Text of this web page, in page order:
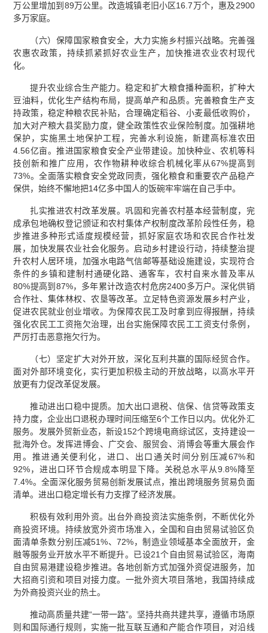
万公里增加到89万公里。改造城镇老旧小区16.7万个，惠及2900
多万家庭。
（六）保障国家粮食安全，大力实施乡村振兴战略。完善强
农惠农政策，持续抓紧抓好农业生产，加快推进农业农村现代
化。
提升农业综合生产能力。稳定和扩大粮食播种面积，扩种大
豆油料，优化生产结构布局，提高单产和品质。完善粮食生产支
持政策，稳定种粮农民补贴，合理确定稻谷、小麦最低收购价，
加大对产粮大县奖励力度，健全政策性农业保险制度。加强耕地
保护，实施黑土地保护工程，完善水利设施，新建高标准农田
4.56亿亩。推进国家粮食安全产业带建设。加快种业、农机等科
技创新和推广应用，农作物耕种收综合机械化率从67%提高到
73%。全面落实粮食安全党政同责，强化粮食和重要农产品稳产
保供，始终不懈地把14亿多中国人的饭碗牢牢端在自己手中。
扎实推进农村改革发展。巩固和完善农村基本经营制度，完
成承包地确权登记颁证和农村集体产权制度改革阶段性任务，稳
步推进多种形式适度规模经营，抓好家庭农场和农民合作社发
展，加快发展农业社会化服务。启动乡村建设行动，持续整治提
升农村人居环境，加强水电路气信邮等基础设施建设，实现符合
条件的乡镇和建制村通硬化路、通客车，农村自来水普及率从
80%提高到87%，多年累计改造农村危房2400多万户。深化供销
合作社、集体林权、农垦等改革。立足特色资源发展乡村产业，
促进农民就业创业增收。为保障农民工及时拿到应得报酬，持续
强化农民工工资拖欠治理，出台实施保障农民工工资支付条例，
严厉打击恶意拖欠行为。
（七）坚定扩大对外开放，深化互利共赢的国际经贸合作。
面对外部环境变化，实行更加积极主动的开放战略，以高水平开
放更有力促改革促发展。
推动进出口稳中提质。加大出口退税、信保、信贷等政策支
持力度，企业出口退税办理时间压缩至6个工作日以内。优化外汇
服务。发展外贸新业态，新设152个跨境电商综试区，支持建设一
批海外仓。发挥进博会、广交会、服贸会、消博会等重大展会作
用。推进通关便利化，进口、出口通关时间分别压减67%和
92%，进出口环节合规成本明显下降。关税总水平从9.8%降至
7.4%。全面深化服务贸易创新发展试点，推出跨境服务贸易负面
清单。进出口稳定增长有力支撑了经济发展。
积极有效利用外资。出台外商投资法实施条例，不断优化外
商投资环境。持续放宽外资市场准入，全国和自由贸易试验区负
面清单条数分别压减51%、72%，制造业领域基本全面放开，金
融等服务业开放水平不断提升。已设21个自由贸易试验区，海南
自由贸易港建设稳步推进。各地创新方式加强外资促进服务，加
大招商引资和项目对接力度。一批外资大项目落地，我国持续成
为外商投资兴业的热土。
推动高质量共建“一带一路”。坚持共商共建共享，遵循市场原
则和国际通行规则，实施一批互联互通和产能合作项目，对沿线